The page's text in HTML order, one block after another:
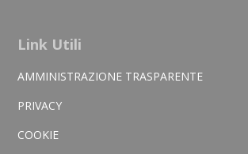
Link Utili
AMMINISTRAZIONE TRASPARENTE
PRIVACY
COOKIE